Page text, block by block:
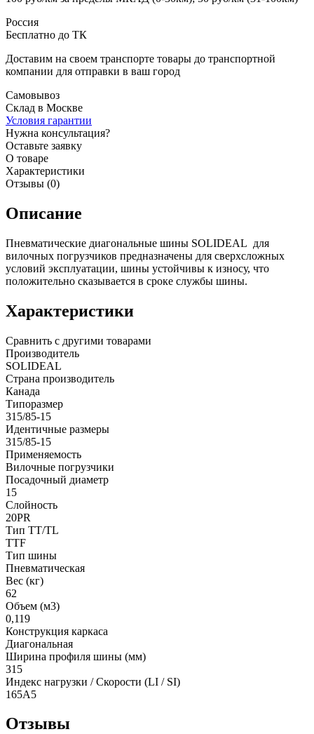
Россия
Бесплатно до ТК
Доставим на своем транспорте товары до транспортной
компании для отправки в ваш город
Самовывоз
Склад в Москве
Условия гарантии
Нужна консультация?
Оставьте заявку
О товаре
Характеристики
Отзывы (0)
Описание
Пневматические диагональные шины SOLIDEAL для
вилочных погрузчиков предназначены для сверхсложных
условий эксплуатации, шины устойчивы к износу, что
положительно сказывается в сроке службы шины.
Характеристики
Сравнить с другими товарами
Производитель
SOLIDEAL
Страна производитель
Канада
Типоразмер
315/85-15
Идентичные размеры
315/85-15
Применяемость
Вилочные погрузчики
Посадочный диаметр
15
Слойность
20PR
Тип TT/TL
TTF
Тип шины
Пневматическая
Вес (кг)
62
Объем (м3)
0,119
Конструкция каркаса
Диагональная
Ширина профиля шины (мм)
315
Индекс нагрузки / Скорости (LI / SI)
165A5
Отзывы